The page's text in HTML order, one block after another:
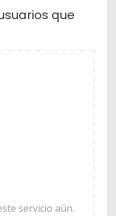
que
servicio aún.